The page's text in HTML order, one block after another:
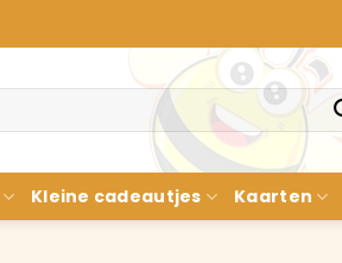
Kleine cadeautjes Kaarten